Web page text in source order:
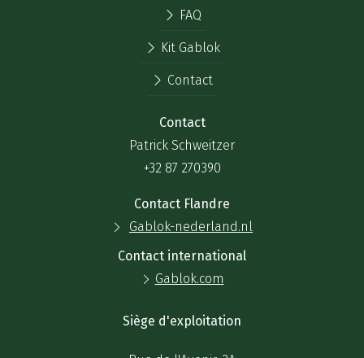
FAQ
Kit Gablok
Contact
Contact
Patrick Schweitzer
+32 87 270390
Contact Flandre
Gablok-nederland.nl
Contact international
Gablok.com
Siège d'exploitation